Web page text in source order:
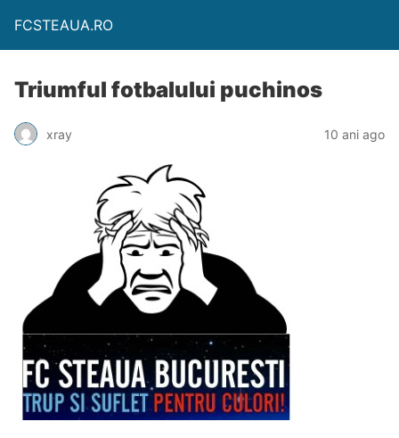
FCSTEAUA.RO
Triumful fotbalului puchinos
xray 10 ani ago